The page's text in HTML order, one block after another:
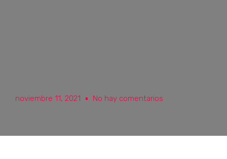
noviembre 11, 2021 No hay comentarios